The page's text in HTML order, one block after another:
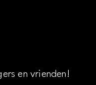
en vrienden!